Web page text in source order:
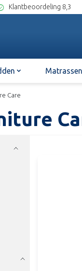
Klantbeoordeling 8,3
Matrassen
Care